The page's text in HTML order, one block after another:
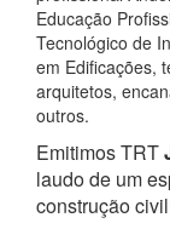
Educação
Tecnológico de
em Edificações,
arquitetos,
outros.
Emitimos TRT
laudo de um
construção